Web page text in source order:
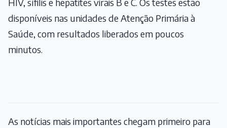
HIV, sífilis e hepatites virais B e C. Os testes estão
disponíveis nas unidades de Atenção Primária à
Saúde, com resultados liberados em poucos
minutos.
As notícias mais importantes chegam primeiro para